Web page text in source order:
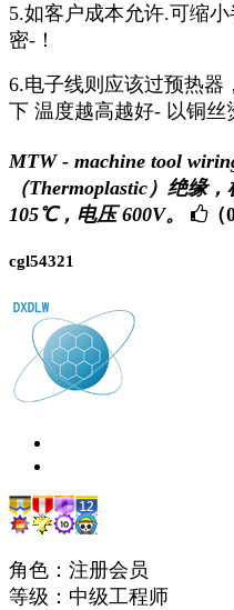
5.如客户成本允许.可缩
密-！
6.电子线则应该过预热器
下 温度越高越好- 以铜丝
MTW - machine tool
（Thermoplastic）绝缘
105℃，电压 600V。
（0
cgl54321
角色：注册会员
等级：中级工程师